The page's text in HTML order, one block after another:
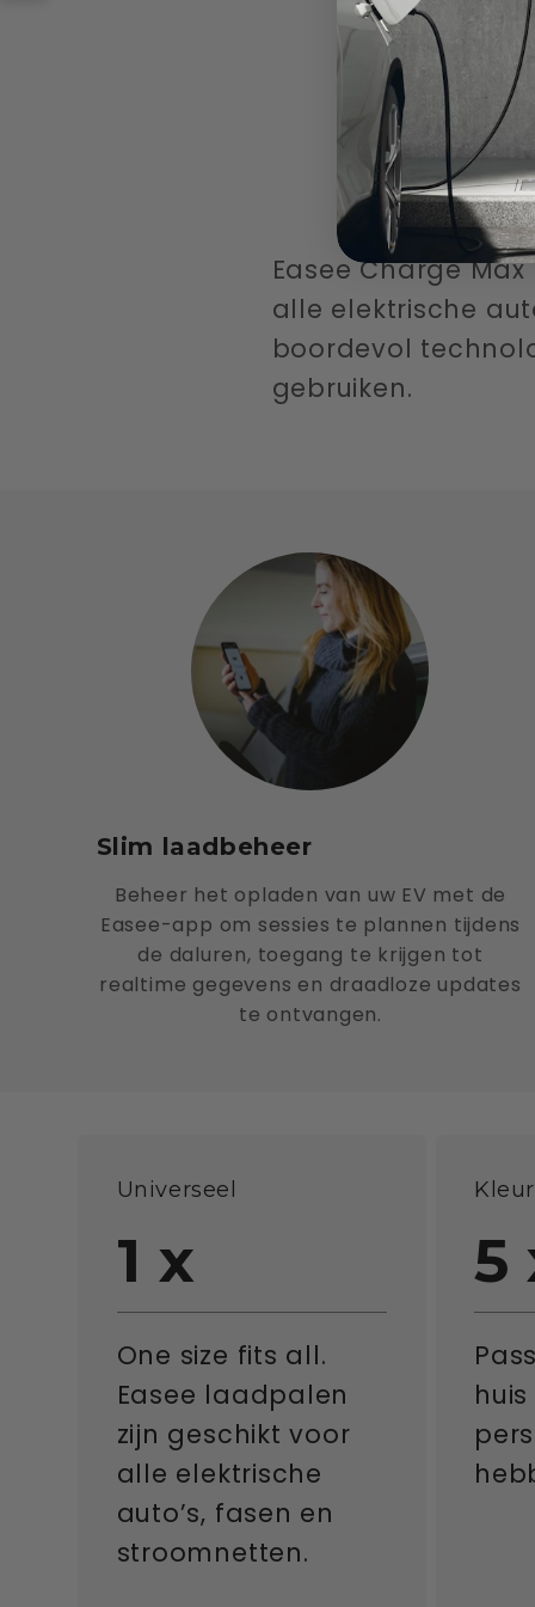
Easee Charge
alle elektrische
boordevol
gebruiken.
Slim laadbeheer
Beheer het opladen van uw EV met de
Easee-app om sessies te plannen tijdens
de daluren, toegang te krijgen tot
realtime gegevens en draadloze updates
te ontvangen.
Universeel
1 x
One size fits all.
Easee laadpalen
zijn geschikt voor
alle elektrische
auto’s, fasen en
stroomnetten.
5